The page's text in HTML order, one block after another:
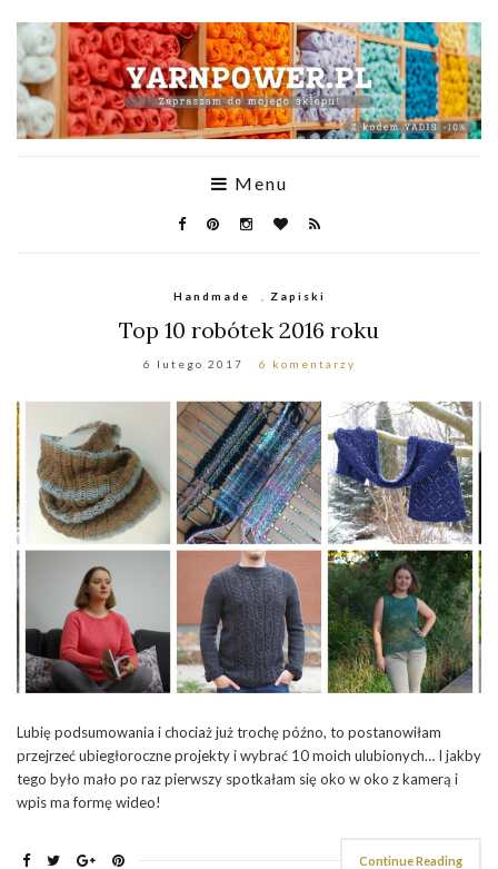
Menu
Handmade Zapiski
Top 10 robótek 2016 roku
6 lutego 2017 6 komentarzy
Lubię podsumowania i chociaż już trochę późno, to postanowiłam
przejrzeć ubiegłoroczne projekty i wybrać 10 moich ulubionych… I jakby
tego było mało po raz pierwszy spotkałam się oko w oko z kamerą i
wpis ma formę wideo!
Continue Reading